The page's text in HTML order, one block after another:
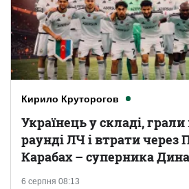
Кирило Круторогов
6 серпня 08:13
Українець у складі,
раунді ЛЧ і втрати через
Карабах – суперника